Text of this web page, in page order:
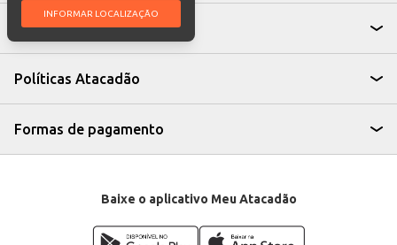
INFORMAR LOCALIZAÇÃO
Institucional
Políticas Atacadão
Formas de pagamento
Baixe o aplicativo Meu Atacadão